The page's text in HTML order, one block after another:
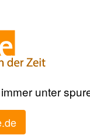
unter